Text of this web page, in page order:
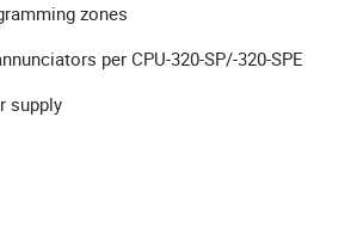
zones
per CPU-320-SP/-320-SPE
supply